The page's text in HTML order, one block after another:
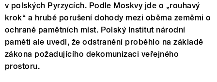
v polských Pyrzycích. Podle Moskvy jde o „rouhavý
krok“ a hrubé porušení dohody mezi oběma zeměmi o
ochraně pamětních míst. Polský Institut národní
paměti ale uvedl, že odstranění proběhlo na základě
zákona požadujícího dekomunizaci veřejného
prostoru.